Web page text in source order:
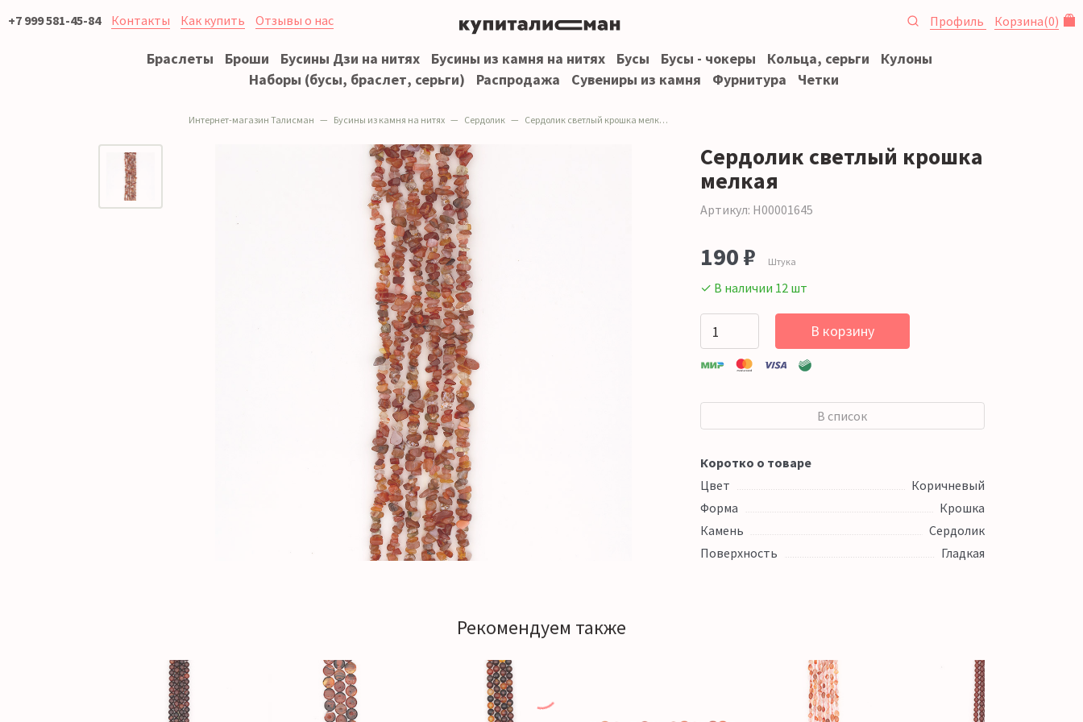
+7 999 581-45-84 Контакты Как купить Отзывы о нас Профиль Корзина(0)
Браслеты Броши Бусины Дзи на нитях Бусины из камня на нитях Бусы Бусы - чокеры Кольца, серьги
Кулоны
Наборы (бусы, браслет, серьги)
Распродажа Сувениры из камня Фурнитура Четки
Интернет-магазин Талисман Бусины из камня на нитях Сердолик Сердолик светлый крошка мелкая
Сердолик светлый крошка
мелкая
Артикул: Н00001645
190 ₽ Штука
✓ В наличии 12 шт
В корзину
В список
Коротко о товаре
Цвет
Коричневый
Форма
Крошка
Камень
Сердолик
Поверхность
Гладкая
Рекомендуем также